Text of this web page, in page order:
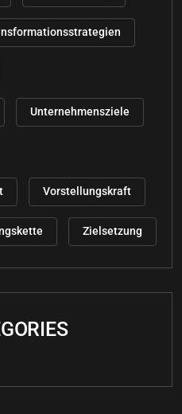
Unternehmensziele
Vorstellungskraft
Zielsetzung